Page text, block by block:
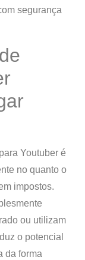
segurança
Youtuber é
no quanto o
impostos.
ou utilizam
o potencial
da forma